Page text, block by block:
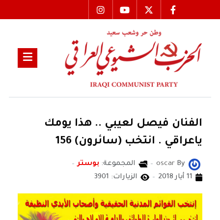
الفنان فيصل لعيبي .. هذا يومك
ياعراقي . انتخب (سائرون) 156
By
oscar المجموعة: بوستر
11 أيار 2018
الزيارات: 3901